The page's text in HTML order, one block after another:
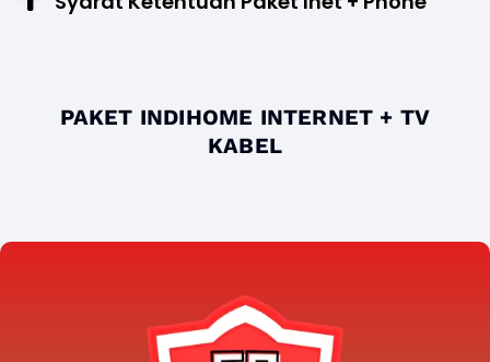
PAKET INDIHOME INTERNET + TV
KABEL